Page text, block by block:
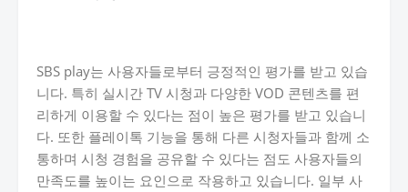
SBS play는 사용자들로부터 긍정적인 평가를 받고 있습
니다. 특히 실시간 TV 시청과 다양한 VOD 콘텐츠를 편
리하게 이용할 수 있다는 점이 높은 평가를 받고 있습니
다. 또한 플레이톡 기능을 통해 다른 시청자들과 함께 소
통하며 시청 경험을 공유할 수 있다는 점도 사용자들의
만족도를 높이는 요인으로 작용하고 있습니다. 일부 사